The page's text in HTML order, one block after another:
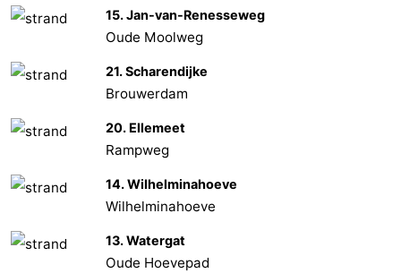
Haamstede
Natuur
Kop
Walcheren
-
Oranjezon
Oostkapelle
-
15. Jan-van-Renesseweg
Oude Moolweg
21. Scharendijke
Brouwerdam
20. Ellemeet
Rampweg
14. Wilhelminahoeve
Wilhelminahoeve
13. Watergat
Oude Hoevepad